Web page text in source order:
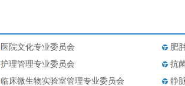
医院文化专业委员会
肥
护理管理专业委员会
抗
临床微生物实验室管理专业委员会
静